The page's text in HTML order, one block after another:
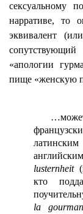
сексуальному
нарративе, то
эквивалент
«апологии
пище «женскую
английским
lusternheit
кто
la